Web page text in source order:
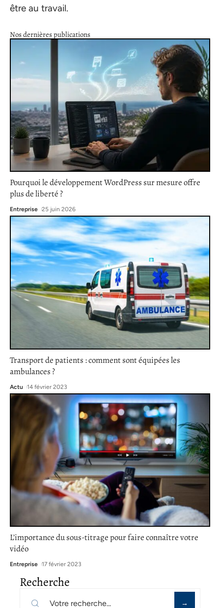
être au travail.
Nos dernières publications
Pourquoi le développement WordPress sur mesure offre
plus de liberté ?
Entreprise 25 juin 2026
Transport de patients : comment sont équipées les
ambulances ?
Actu 14 février 2023
L’importance du sous-titrage pour faire connaître votre
vidéo
Entreprise 17 février 2023
Recherche